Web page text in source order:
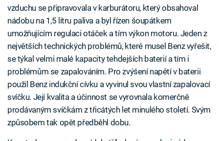
vzduchu se připravovala v karburátoru, který obsahoval
nádobu na 1,5 litru paliva a byl řízen šoupátkem
umožňujícím regulaci otáček a tím výkon motoru. Jeden z
největších technických problémů, které musel Benz vyřešit,
se týkal velmi malé kapacity tehdejších baterií a tím i
problémům se zapalováním. Pro zvýšení napětí v baterii
použil Benz indukční cívku a vyvinul svou vlastní zapalovací
svíčku. Její kvalita a účinnost se vyrovnala komerčně
prodávaným svíčkám z třicátých let minulého století. Svým
způsobem tak opět předběhl dobu.